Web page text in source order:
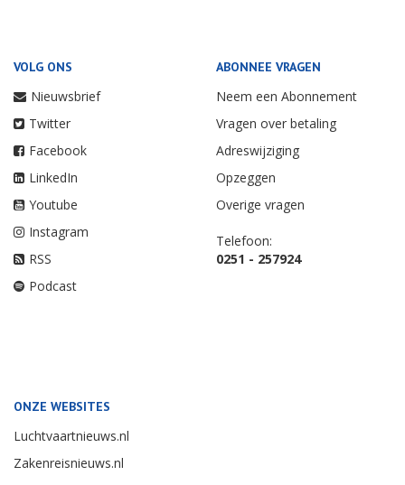
VOLG ONS
Nieuwsbrief
Twitter
Facebook
LinkedIn
Youtube
Instagram
RSS
Podcast
ABONNEE VRAGEN
Neem een Abonnement
Vragen over betaling
Adreswijziging
Opzeggen
Overige vragen
Telefoon:
0251 - 257924
ONZE WEBSITES
Luchtvaartnieuws.nl
Zakenreisnieuws.nl